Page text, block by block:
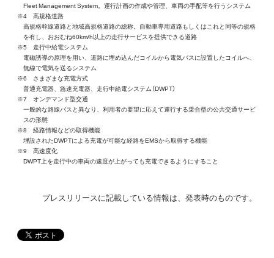
Fleet Management System。運行計画の作成や管理、車両の手配等を行うシステム
※4 高規格道路
高規格幹線道路と地域高規格道路の総称。自動車専用道路もしくはこれと同等の規格
を有し、おおむね60km/h以上の走行サービスを提供できる道路
※5 走行中給電システム
電磁誘導の原理を用い、道路に埋め込んだコイルから電気バスに設置したコイルへ、
無線で電気を送るシステム
※6 さまざまな充電方式
普通充電器、急速充電器、走行中給電システム（DWPT）
※7 オンデマンド型交通
一般的な路線バスと異なり、利用者の要望に応えて運行する乗合型の公共交通サービ
スの形態
※8 経路情報などの取得機能
埋設されたDWPTによる充電が可能な経路をEMSから取得する機能
※9 高速度化
DWPT上を走行中の車両の速度が上がっても充電できるようにすること
プレスリリースに記載している情報は、発表時のものです。